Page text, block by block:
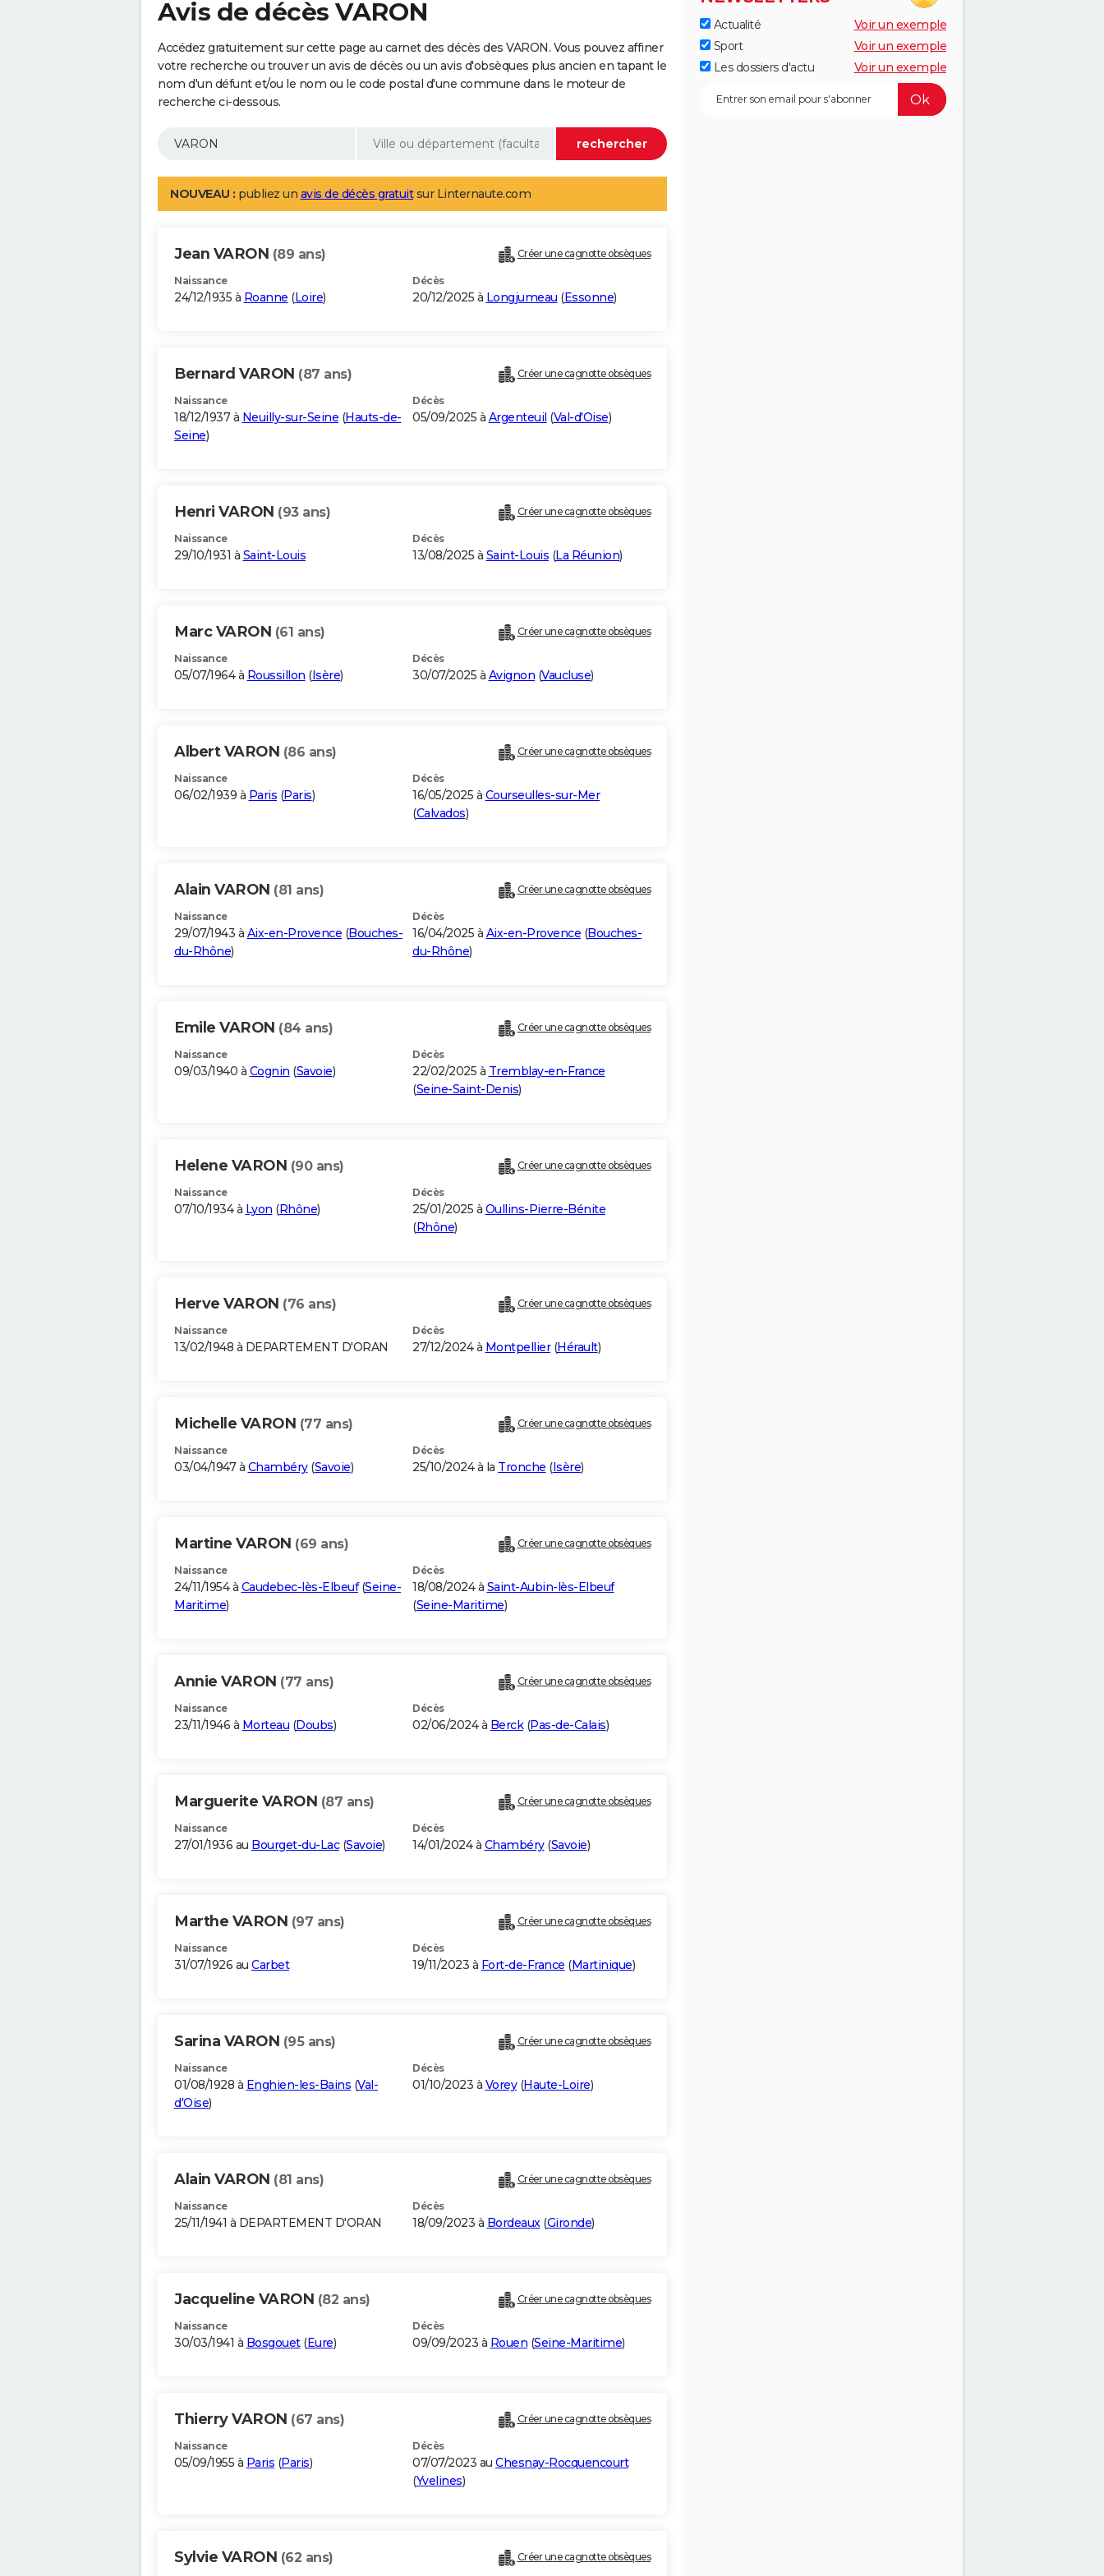
Avis de décès VARON
Accédez gratuitement sur cette page au carnet des décès des VARON. Vous pouvez affiner
votre recherche ou trouver un avis de décès ou un avis d'obsèques plus ancien en tapant le
nom d'un défunt et/ou le nom ou le code postal d'une commune dans le moteur de
recherche ci-dessous.
NOUVEAU : publiez un avis de décès gratuitsur Linternaute.com
Jean VARON (89 ans) Créer une cagnotte obsèques
Naissance
24/12/1935 à Roanne (Loire)
Décès
20/12/2025 à Longjumeau (Essonne)
Bernard VARON (87 ans) Créer une cagnotte obsèques
Naissance
18/12/1937 à Neuilly-sur-Seine (Hauts-de-
Seine)
Décès
05/09/2025 à Argenteuil (Val-d'Oise)
Henri VARON (93 ans) Créer une cagnotte obsèques
Naissance
29/10/1931 à Saint-Louis
Décès
13/08/2025 à Saint-Louis (La Réunion)
Marc VARON (61 ans) Créer une cagnotte obsèques
Naissance
05/07/1964 à Roussillon (Isère)
Décès
30/07/2025 à Avignon (Vaucluse)
Albert VARON (86 ans) Créer une cagnotte obsèques
Naissance
06/02/1939 à Paris (Paris)
Décès
16/05/2025 à Courseulles-sur-Mer
(Calvados)
Alain VARON (81 ans) Créer une cagnotte obsèques
Naissance
29/07/1943 à Aix-en-Provence (Bouches-
du-Rhône)
Décès
16/04/2025 à Aix-en-Provence (Bouches-
du-Rhône)
Emile VARON (84 ans) Créer une cagnotte obsèques
Naissance
09/03/1940 à Cognin (Savoie)
Décès
22/02/2025 à Tremblay-en-France
(Seine-Saint-Denis)
Helene VARON (90 ans) Créer une cagnotte obsèques
Naissance
07/10/1934 à Lyon (Rhône)
Décès
25/01/2025 à Oullins-Pierre-Bénite
(Rhône)
Herve VARON (76 ans) Créer une cagnotte obsèques
Naissance
13/02/1948 à DEPARTEMENT D'ORAN
Décès
27/12/2024 à Montpellier(Hérault)
Michelle VARON (77 ans) Créer une cagnotte obsèques
Naissance
03/04/1947 à Chambéry(Savoie)
Décès
25/10/2024 à la Tronche (Isère)
Martine VARON (69 ans) Créer une cagnotte obsèques
Naissance
24/11/1954 à Caudebec-lès-Elbeuf(Seine-
Maritime)
Décès
18/08/2024 à Saint-Aubin-lès-Elbeuf
(Seine-Maritime)
Annie VARON (77 ans) Créer une cagnotte obsèques
Naissance
23/11/1946 à Morteau (Doubs)
Décès
02/06/2024 à Berck(Pas-de-Calais)
Marguerite VARON (87 ans) Créer une cagnotte obsèques
Naissance
27/01/1936 au Bourget-du-Lac(Savoie)
Décès
14/01/2024 à Chambéry(Savoie)
Marthe VARON (97 ans) Créer une cagnotte obsèques
Naissance
31/07/1926 au Carbet
Décès
19/11/2023 à Fort-de-France (Martinique)
Sarina VARON (95 ans) Créer une cagnotte obsèques
Naissance
01/08/1928 à Enghien-les-Bains (Val-
d'Oise)
Décès
01/10/2023 à Vorey(Haute-Loire)
Alain VARON (81 ans) Créer une cagnotte obsèques
Naissance
25/11/1941 à DEPARTEMENT D'ORAN
Décès
18/09/2023 à Bordeaux(Gironde)
Jacqueline VARON (82 ans) Créer une cagnotte obsèques
Naissance
30/03/1941 à Bosgouet(Eure)
Décès
09/09/2023 à Rouen (Seine-Maritime)
Thierry VARON (67 ans) Créer une cagnotte obsèques
Naissance
05/09/1955 à Paris (Paris)
Décès
07/07/2023 au Chesnay-Rocquencourt
(Yvelines)
Sylvie VARON (62 ans) Créer une cagnotte obsèques
Actualité
Voir un exemple
Sport
Voir un exemple
Les dossiers d'actu
Voir un exemple